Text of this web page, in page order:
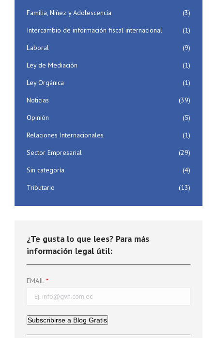
Familia, Niñez y Adolescencia
(3)
Intercambio de información fiscal internacional
(1)
Laboral
(9)
Ley de Mediación
(1)
Ley Orgánica
(1)
Noticias
(39)
Opinión
(5)
Relaciones Internacionales
(1)
Sector Empresarial
(29)
Sin categoría
(4)
Tributario
(13)
¿Te gusta lo que lees? Para más
información legal útil:
EMAIL
Subscribirse a Blog Gratis